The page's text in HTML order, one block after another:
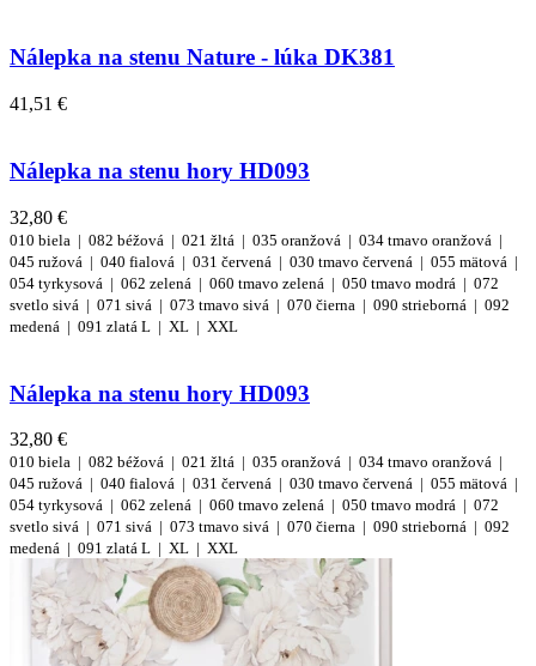
Nálepka na stenu Nature - lúka DK381
41,51 €
Nálepka na stenu hory HD093
32,80 €
010 biela | 082 béžová | 021 žltá | 035 oranžová | 034 tmavo oranžová |
045 ružová | 040 fialová | 031 červená | 030 tmavo červená | 055 mätová |
054 tyrkysová | 062 zelená | 060 tmavo zelená | 050 tmavo modrá | 072
svetlo sivá | 071 sivá | 073 tmavo sivá | 070 čierna | 090 strieborná | 092
medená | 091 zlatá L | XL | XXL
Nálepka na stenu hory HD093
32,80 €
010 biela | 082 béžová | 021 žltá | 035 oranžová | 034 tmavo oranžová |
045 ružová | 040 fialová | 031 červená | 030 tmavo červená | 055 mätová |
054 tyrkysová | 062 zelená | 060 tmavo zelená | 050 tmavo modrá | 072
svetlo sivá | 071 sivá | 073 tmavo sivá | 070 čierna | 090 strieborná | 092
medená | 091 zlatá L | XL | XXL